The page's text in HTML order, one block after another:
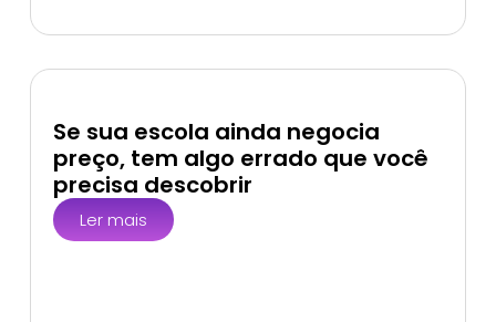
Se sua escola ainda negocia
preço, tem algo errado que você
precisa descobrir
Ler mais